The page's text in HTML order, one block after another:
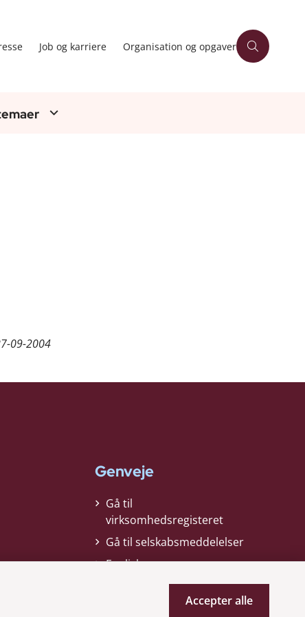
Job og karriere Organisation og opgaver
09-2004
Genveje
Gå til
virksomhedsregisteret
Gå til selskabsmeddelelser
English
Accepter alle